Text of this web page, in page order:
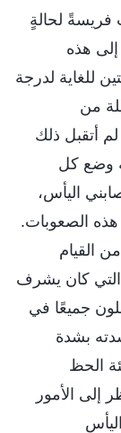
لحالةٍ
هذه
للغاية لدرجة
من
أتقبل ذلك
وضع كل
اليأس،
الصعوبات.
القيام
التي كان يشرف
جميعًا في
بشدة
الحظ
إلى الأمور